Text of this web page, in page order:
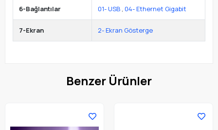
6-Bağlantılar 01- USB , 04- Ethernet Gigabit
7-Ekran 2- Ekran Gösterge
Benzer Ürünler